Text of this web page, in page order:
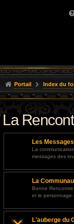
Portail Index du
La
Les Messages
La
messages des
La
Bonne
et le personnage
L'auberge du